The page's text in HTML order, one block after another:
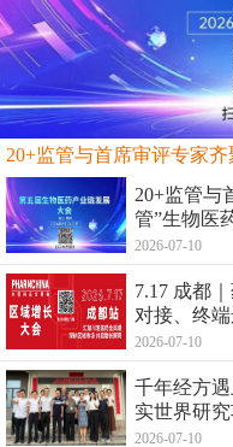
20+监管与
管”生物医
2026-07-10
7.17 成都
对接、终
2026-07-10
千年经方
实世界研
2026-07-10